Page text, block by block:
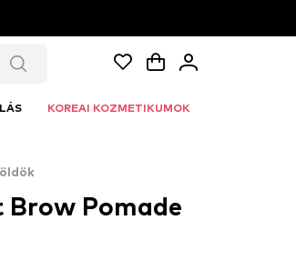
KOREAI KOZMETIKUMOK
Brow Pomade